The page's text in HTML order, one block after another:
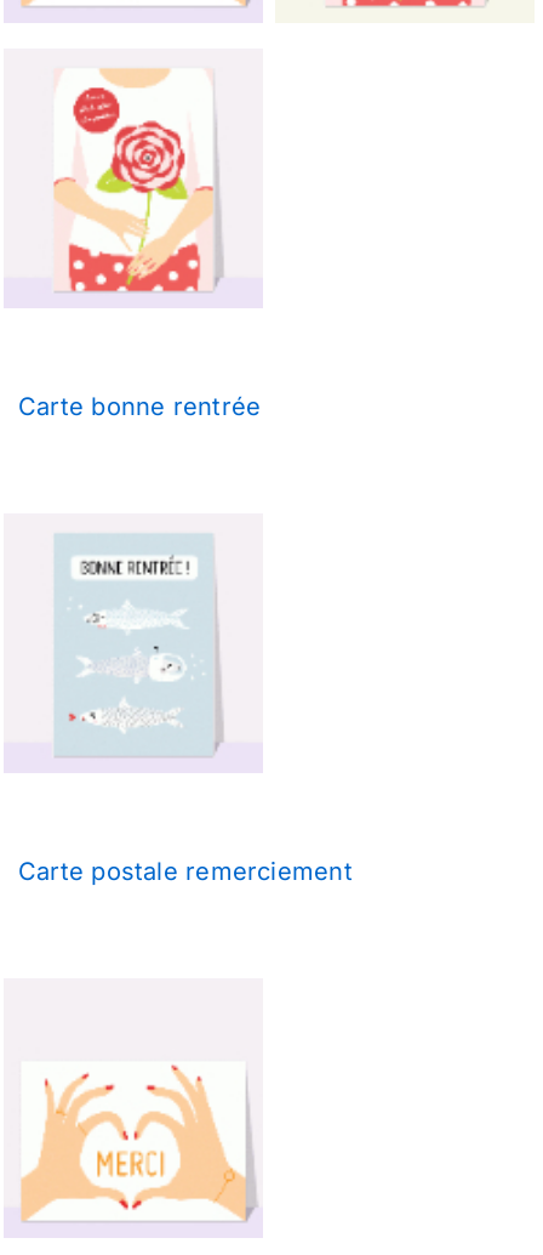
Carte bonne rentrée
Carte postale remerciement